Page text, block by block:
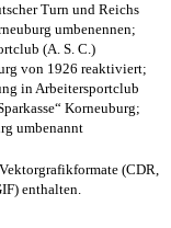
Turn und Reichs
umbenennen;
(A. S. C.)
von 1926 reaktiviert;
in Arbeitersportclub
Korneuburg;
umbenannt
(CDR,
enthalten.